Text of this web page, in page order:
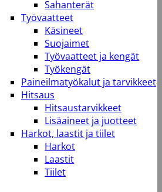
Sahanterät
Työvaatteet
Käsineet
Suojaimet
Työvaatteet ja kengät
Työkengät
Paineilmatyökalut ja tarvikkeet
Hitsaus
Hitsaustarvikkeet
Lisäaineet ja juotteet
Harkot, laastit ja tiilet
Harkot
Laastit
Tiilet